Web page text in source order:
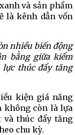
và sản phẩm
là kênh dẫn vốn
nhiều biến động
bằng giữa kiểm
thúc đẩy tăng
kiện giá năng
không còn là lựa
thúc đẩy tăng
chu kỳ.